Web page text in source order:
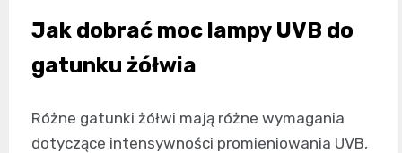
Jak dobrać moc lampy UVB do
gatunku żółwia
Różne gatunki żółwi mają różne wymagania
dotyczące intensywności promieniowania UVB,